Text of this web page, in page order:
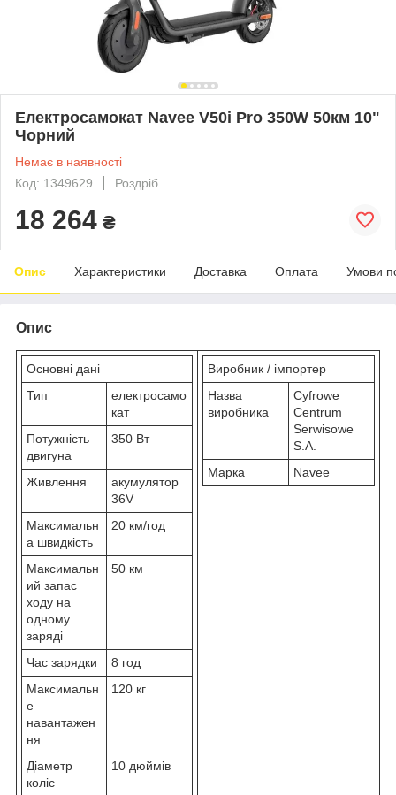
Електросамокат Navee V50i Pro 350W 50км 10"
Чорний
Немає в наявності
Код: 1349629
Роздріб
18 264 ₴
Опис Характеристики Доставка Оплата Умови
Опис
Основні дані
Тип
електросамо
кат
Потужність
двигуна
350 Вт
Живлення
акумулятор
36V
Максимальн
а швидкість
20 км/год
Максимальн
ий запас
ходу на
одному
заряді
50 км
Час зарядки
8 год
Максимальн
е
навантажен
ня
120 кг
Діаметр
коліс
10 дюймів
Виробник / імпортер
Назва
виробника
Cyfrowe
Centrum
Serwisowe
S.A.
Марка
Navee